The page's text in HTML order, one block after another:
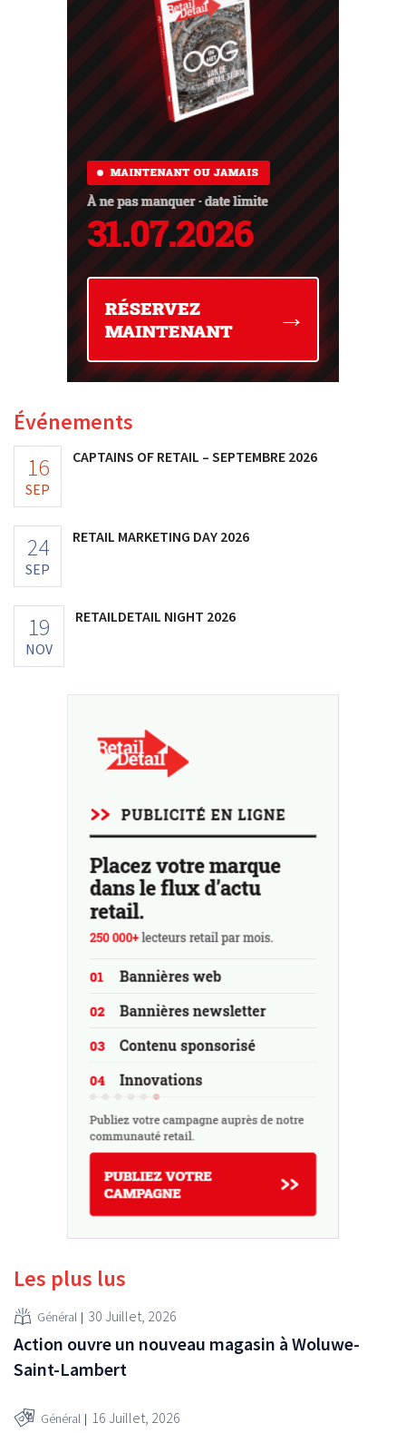
Événements
16
SEP
CAPTAINS OF RETAIL – SEPTEMBRE 2026
24
SEP
RETAIL MARKETING DAY 2026
19
NOV
RETAILDETAIL NIGHT 2026
Les plus lus
Général 30 Juillet, 2026
Action ouvre un nouveau magasin à Woluwe-
Saint-Lambert
Général 16 Juillet, 2026